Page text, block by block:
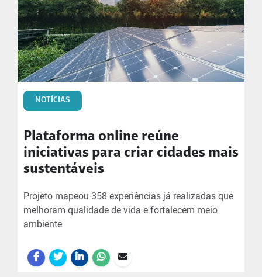
NOTÍCIAS
Plataforma online reúne
iniciativas para criar cidades mais
sustentáveis
Projeto mapeou 358 experiências já realizadas que
melhoram qualidade de vida e fortalecem meio
ambiente